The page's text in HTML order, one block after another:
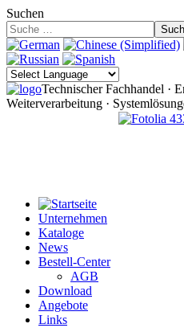
Suchen
Technischer Fachhandel ·
Weiterverarbeitung ·
Unternehmen
Kataloge
News
Bestell-Center
AGB
Download
Angebote
Links